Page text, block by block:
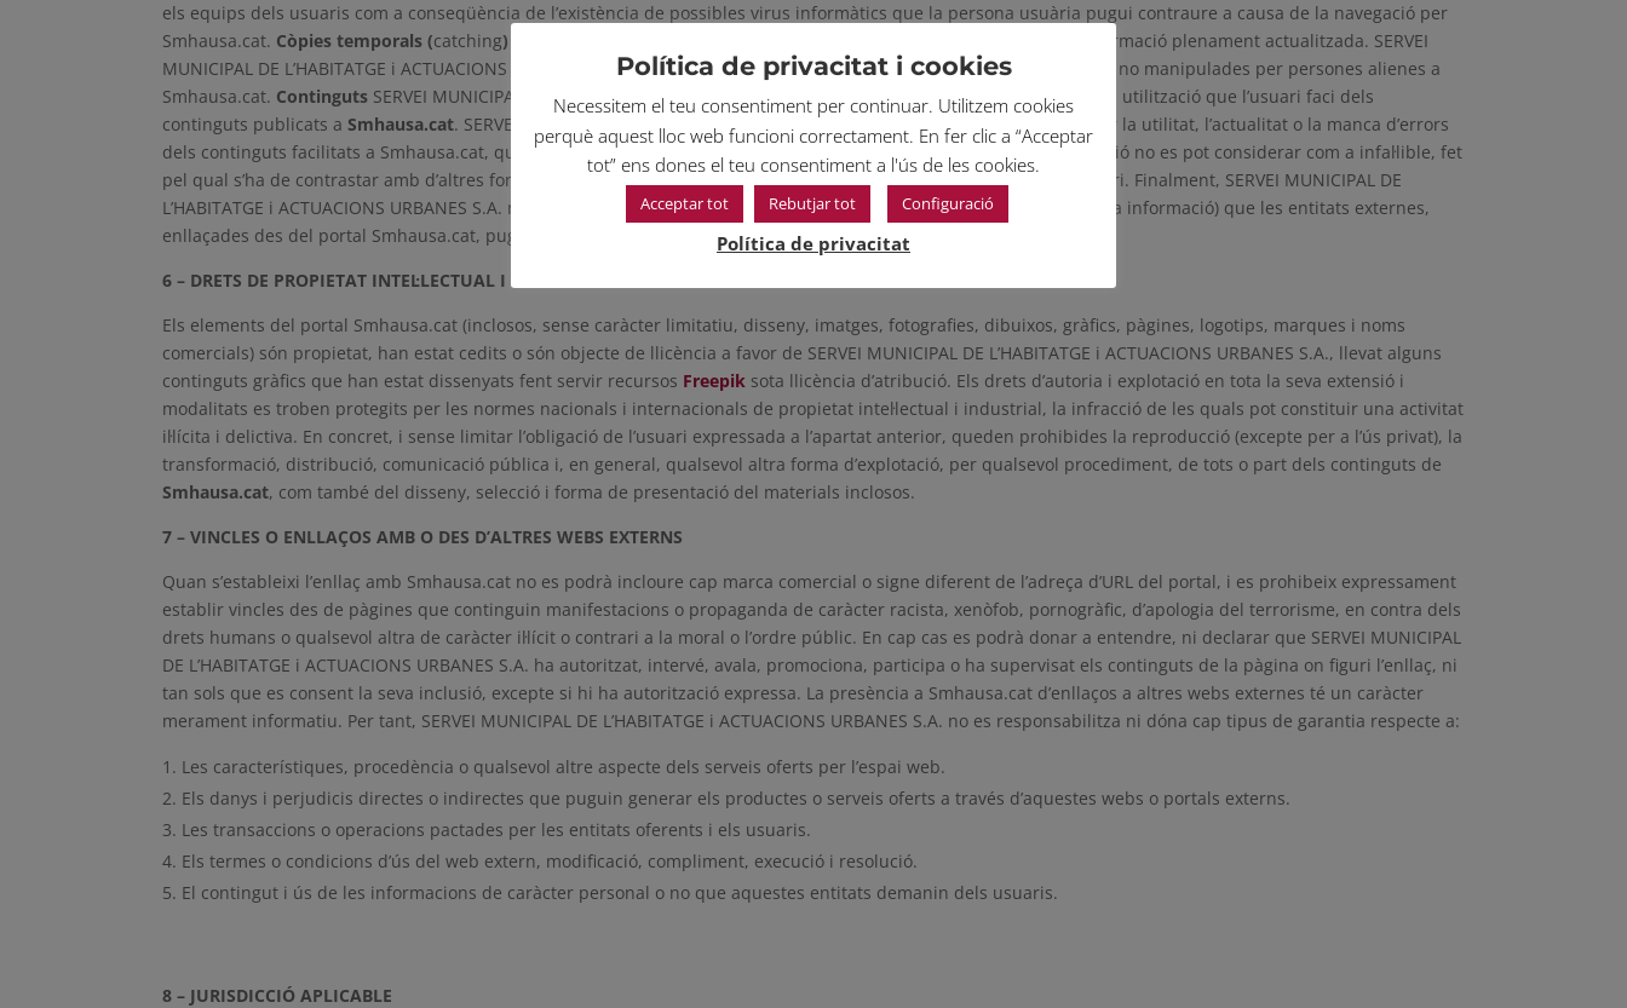
els equips dels usuaris com a conseqüència de l’existència de possibles virus informàtics que la persona usuària pugui contraure a causa de la navegació per
Smhausa.cat. Còpies temporals (catching) Es recomana a l’usuari recarregar els continguts per tal de rebre una informació plenament actualitzada. SERVEI
MUNICIPAL DE L’HABITATGE i ACTUACIONS URBANES S.A. no és responsable que les còpies temporals siguin actuals i no manipulades per persones alienes a
Smhausa.cat. Continguts SERVEI MUNICIPAL DE L’HABITATGE i ACTUACIONS URBANES S.A. no es responsabilitza de la utilització que l’usuari faci dels
continguts publicats aSmhausa.cat. SERVEI MUNICIPAL DE L’HABITATGE i ACTUACIONS URBANES S.A. no pot garantir la utilitat, l’actualitat o la manca d’errors
dels continguts facilitats a Smhausa.cat, que en tot cas hi són amb caràcter orientatiu i informatiu. Aquesta informació no es pot considerar com a infal·lible, fet
pel qual s’ha de contrastar amb d’altres fonts, prèviament a l’adopció de qualsevol opinió o decisió per part de l’usuari. Finalment, SERVEI MUNICIPAL DE
L’HABITATGE i ACTUACIONS URBANES S.A. no es pot responsabilitzar dels continguts (serveis, tràmits o qualsevol altra informació) que les entitats externes,
enllaçades des del portal Smhausa.cat, puguin oferir a les persones usuàries.
6 – DRETS DE PROPIETAT INTEL·LECTUAL I INDUSTRIAL
Els elements del portal Smhausa.cat (inclosos, sense caràcter limitatiu, disseny, imatges, fotografies, dibuixos, gràfics, pàgines, logotips, marques i noms
comercials) són propietat, han estat cedits o són objecte de llicència a favor de SERVEI MUNICIPAL DE L’HABITATGE i ACTUACIONS URBANES S.A., llevat alguns
continguts gràfics que han estat dissenyats fent servir recursos Freepik sota llicència d’atribució. Els drets d’autoria i explotació en tota la seva extensió i
modalitats es troben protegits per les normes nacionals i internacionals de propietat intel·lectual i industrial, la infracció de les quals pot constituir una activitat
il·lícita i delictiva. En concret, i sense limitar l’obligació de l’usuari expressada a l’apartat anterior, queden prohibides la reproducció (excepte per a l’ús privat), la
transformació, distribució, comunicació pública i, en general, qualsevol altra forma d’explotació, per qualsevol procediment, de tots o part dels continguts de
Smhausa.cat, com també del disseny, selecció i forma de presentació del materials inclosos.
7 – VINCLES O ENLLAÇOS AMB O DES D’ALTRES WEBS EXTERNS
Quan s’estableixi l’enllaç amb Smhausa.cat no es podrà incloure cap marca comercial o signe diferent de l’adreça d’URL del portal, i es prohibeix expressament
establir vincles des de pàgines que continguin manifestacions o propaganda de caràcter racista, xenòfob, pornogràfic, d’apologia del terrorisme, en contra dels
drets humans o qualsevol altra de caràcter il·lícit o contrari a la moral o l’ordre públic. En cap cas es podrà donar a entendre, ni declarar que SERVEI MUNICIPAL
DE L’HABITATGE i ACTUACIONS URBANES S.A. ha autoritzat, intervé, avala, promociona, participa o ha supervisat els continguts de la pàgina on figuri l’enllaç, ni
tan sols que es consent la seva inclusió, excepte si hi ha autorització expressa. La presència a Smhausa.cat d’enllaços a altres webs externes té un caràcter
merament informatiu. Per tant, SERVEI MUNICIPAL DE L’HABITATGE i ACTUACIONS URBANES S.A. no es responsabilitza ni dóna cap tipus de garantia respecte a:
Les característiques, procedència o qualsevol altre aspecte dels serveis oferts per l’espai web.
Els danys i perjudicis directes o indirectes que puguin generar els productes o serveis oferts a través d’aquestes webs o portals externs.
Les transaccions o operacions pactades per les entitats oferents i els usuaris.
Els termes o condicions d’ús del web extern, modificació, compliment, execució i resolució.
El contingut i ús de les informacions de caràcter personal o no que aquestes entitats demanin dels usuaris.
8 – JURISDICCIÓ APLICABLE
Política de privacitat i cookies
Necessitem el teu consentiment per continuar. Utilitzem cookies
perquè aquest lloc web funcioni correctament. En fer clic a “Acceptar
tot” ens dones el teu consentiment a l'ús de les cookies.
Acceptar tot Rebutjar tot Configuració
Política de privacitat